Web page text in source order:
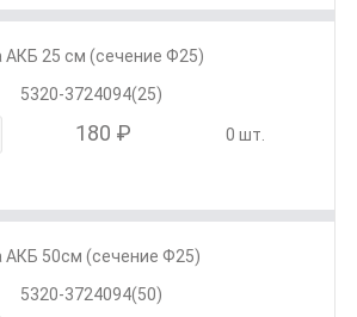
АКБ 25 см (сечение Ф25)
5320-3724094(25)
180 ₽ 0 шт.
АКБ 50см (сечение Ф25)
5320-3724094(50)